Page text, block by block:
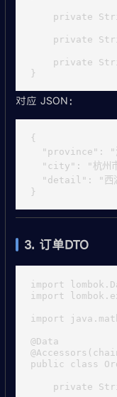
private
private
private
对应 JSON：
{
"province": "
"city": "杭州
"detail": "西
3. 订单DTO
import
import
import
@Data
public class
private